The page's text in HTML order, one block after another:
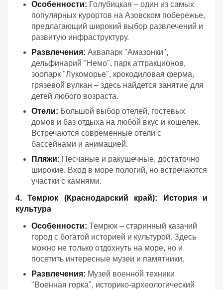
Особенности: Голубицкая – один из самых
популярных курортов на Азовском побережье,
предлагающий широкий выбор развлечений и
развитую инфраструктуру.
Развлечения: Аквапарк "Амазонки",
дельфинарий "Немо", парк аттракционов,
зоопарк "Лукоморье", крокодиловая ферма,
грязевой вулкан – здесь найдется занятие для
детей любого возраста.
Отели: Большой выбор отелей, гостевых
домов и баз отдыха на любой вкус и кошелек.
Встречаются современные отели с
бассейнами и анимацией.
Пляжи: Песчаные и ракушечные, достаточно
широкие. Вход в море пологий, но встречаются
участки с камнями.
4. Темрюк (Краснодарский край): История и
культура
Особенности: Темрюк – старинный казачий
город с богатой историей и культурой. Здесь
можно не только отдохнуть на море, но и
посетить интересные музеи и памятники.
Развлечения: Музей военной техники
"Военная горка", историко-археологический